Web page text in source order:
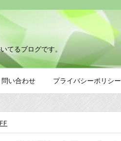
てるブログです。
問い合わせ プライバシーポリシー
FF